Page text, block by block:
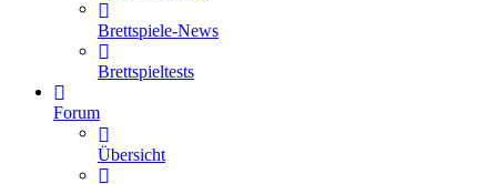
Brettspiele-News
Brettspieltests
Forum
Übersicht